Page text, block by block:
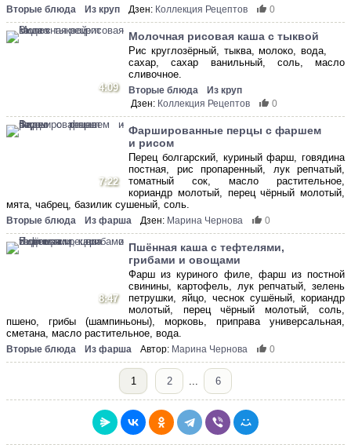
Вторые блюда Из круп Дзен: Коллекция Рецептов 0
4:09
Молочная рисовая каша с тыквой
Рис круглозёрный, тыква, молоко, вода,
сахар, сахар ванильный, соль, масло
сливочное.
Вторые блюда
Из круп
Дзен: Коллекция Рецептов 0
7:22
Фаршированные перцы с фаршем
и рисом
Перец болгарский, куриный фарш, говядина
постная, рис пропаренный, лук репчатый,
томатный сок, масло растительное,
кориандр молотый, перец чёрный молотый,
мята, чабрец, базилик сушеный, соль.
Вторые блюда Из фарша Дзен: Марина Чернова 0
8:47
Пшённая каша с тефтелями,
грибами и овощами
Фарш из куриного филе, фарш из постной
свинины, картофель, лук репчатый, зелень
петрушки, яйцо, чеснок сушёный, кориандр
молотый, перец чёрный молотый, соль,
пшено, грибы (шампиньоны), морковь, приправа универсальная,
сметана, масло растительное, вода.
Вторые блюда Из фарша Автор: Марина Чернова 0
1 2 ... 6